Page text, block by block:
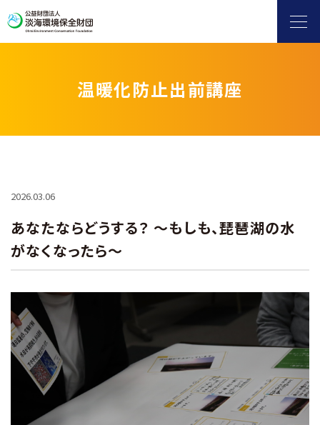
水環境保全（淡海環境プラザ）
環境情報発信
補助金
お知らせ
財団概要
温暖化防止出前講座
2026.03.06
あなたならどうする？ ～もしも、琵琶湖の水
がなくなったら～